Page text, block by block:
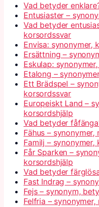
Vad betyder
Entusiaster –
Vad betyder
korsordssvar
Envisa: synonymer,
Ersättning –
Eskulap:
Etalong –
Ett Brädspel –
korsordssvar
Europeiskt Land –
korsordshjälp
Vad betyder
Fähus –
Familj –
Får Sparken –
korsordshjälp
Vad betyder
Fast Indrag –
Fejs – synonym,
Felfria –